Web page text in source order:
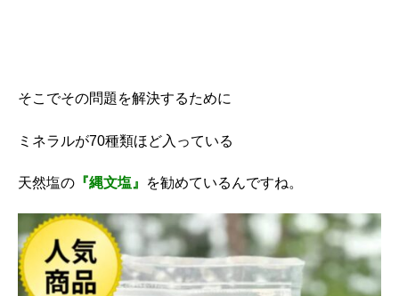
そこでその問題を解決するために
ミネラルが70種類ほど入っている
天然塩の 『縄文塩』 を勧めているんですね。